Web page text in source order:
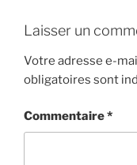
Laisser un
Votre adresse e-
obligatoires sont
Commentaire*